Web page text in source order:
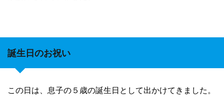
誕生日のお祝い
この日は、息子の５歳の誕生日として出かけてきました。